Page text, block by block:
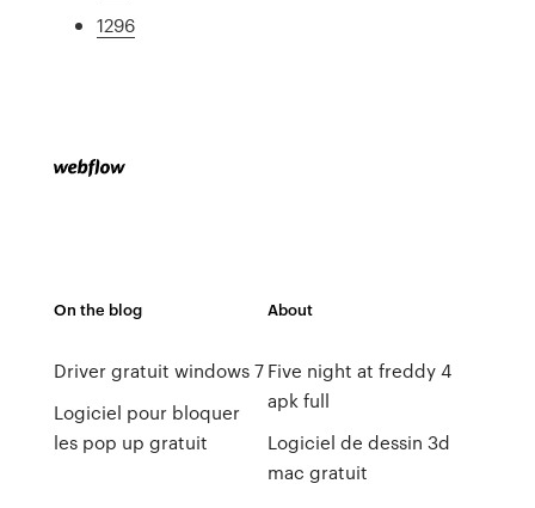
1296
On the blog
Driver gratuit windows 7
Logiciel pour bloquer
les pop up gratuit
About
Five night at freddy 4
apk full
Logiciel de dessin 3d
mac gratuit